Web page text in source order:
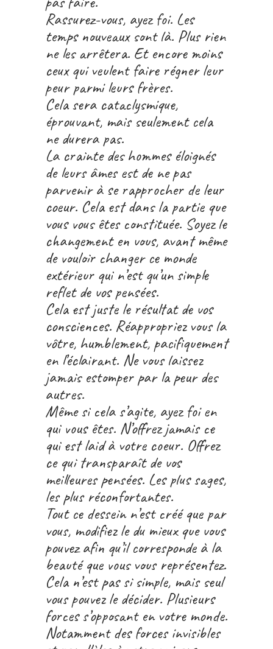
Rassurez-vous, ayez foi. Les
temps nouveaux sont là. Plus rien
ne les arrêtera. Et encore moins
ceux qui veulent faire régner leur
peur parmi leurs frères.
Cela sera cataclysmique,
éprouvant, mais seulement cela
ne durera pas.
La crainte des hommes éloignés
de leurs âmes est de ne pas
parvenir à se rapprocher de leur
coeur. Cela est dans la partie que
vous vous êtes constituée. Soyez le
changement en vous, avant même
de vouloir changer ce monde
extérieur qui n’est qu’un simple
reflet de vos pensées.
Cela est juste le résultat de vos
consciences. Réappropriez vous la
vôtre, humblement, pacifiquement
en l’éclairant. Ne vous laissez
jamais estomper par la peur des
autres.
Même si cela s’agite, ayez foi en
qui vous êtes. N’offrez jamais ce
qui est laid à votre coeur. Offrez
ce qui transparaît de vos
meilleures pensées. Les plus sages,
les plus réconfortantes.
Tout ce dessein n’est créé que par
vous, modifiez le du mieux que vous
pouvez afin qu’il corresponde à la
beauté que vous vous représentez.
Cela n’est pas si simple, mais seul
vous pouvez le décider. Plusieurs
forces s’opposant en votre monde.
Notamment des forces invisibles